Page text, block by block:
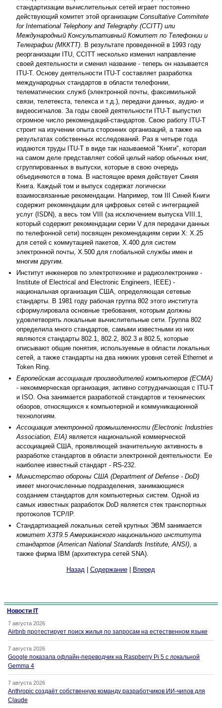
стандартизации вычислительных сетей играет постоянно
действующий комитет этой организации Consultative Commitete
for International Telephony and Telegraphy (CCITT) или
Международный Консультативный Комитет по Телефонии и
Телеграфии (МККТТ). В результате проведенной в 1993 году
реорганизации ITU, CCITT несколько изменил направление
своей деятельности и сменил название - теперь он называется
ITU-T. Основу деятельности ITU-T составляет разработка
международных стандартов в области телефонии,
телематических служб (электронной почты, факсимильной
связи, телетекста, телекса и т.д.), передачи данных, аудио- и
видеосигналов. За годы своей деятельности ITU-T выпустил
огромное число рекомендаций-стандартов. Свою работу ITU-T
строит на изучении опыта сторонних организаций, а также на
результатах собственных исследований. Раз в четыре года
издаются труды ITU-T в виде так называемой "Книги", которая
на самом деле представляет собой целый набор обычных книг,
сгруппированных в выпуски, которые в свою очередь
объединяются в тома. В настоящее время действует Синяя
Книга. Каждый том и выпуск содержат логически
взаимосвязанные рекомендации. Например, том III Синей Книги
содержит рекомендации для цифровых сетей с интеграцией
услуг (ISDN), а весь том VIII (за исключением выпуска VIII.1,
который содержит рекомендации серии V для передачи данных
по телефонной сети) посвящен рекомендациям серии Х: Х.25
для сетей с коммутацией пакетов, X.400 для систем
электронной почты, X.500 для глобальной службы имен и
многим другим.
Институт инженеров по электротехнике и радиоэлектронике -
Institute of Electrical and Electronic Engineers, IEEE) -
национальная организация США, определяющая сетевые
стандарты. В 1981 году рабочая группа 802 этого института
сформулировала основные требования, которым должны
удовлетворять локальные вычислительные сети. Группа 802
определила много стандартов, самыми известными из них
являются стандарты 802.1, 802.2, 802.3 и 802.5, которые
описывают общие понятия, используемые в области локальных
сетей, а также стандарты на два нижних уровня сетей Ethernet и
Token Ring.
Европейская ассоциация производителей компьютеров (ECMA)
- некоммерческая организация, активно сотрудничающая с ITU-T
и ISO. Она занимается разработкой стандартов и технических
обзоров, относящихся к компьютерной и коммуникационной
технологиям.
Ассоциация электронной промышленности (Electronic Industries
Association, EIA) является национальной коммерческой
ассоциацией США, проявляющей значительную активность в
разработке стандартов в области электронной деятельности. Ее
наиболее известный стандарт - RS-232.
Министерство обороны США (Department of Defense - DoD)
имеет многочисленные подразделения, занимающиеся
созданием стандартов для компьютерных систем. Одной из
самых известных разработок DoD является стек транспортных
протоколов TCP/IP.
Стандартизацией локальных сетей крупных ЭВМ занимается
комитет X3T9.5 Американского национального института
стандартов (American National Standards Institute, ANSI), а
также фирма IBM (архитектура сетей SNA).
Назад| Содержание| Вперед
Новости IT
7 августа 2026
Airbnb протестирует поиск жилья по запросам на естественном языке
7 августа 2026
Google показала офлайн-переводчик на Raspberry Pi 5 с локальной
Gemma 4
7 августа 2026
Anthropic создаёт собственную команду разработчиков ИИ-чипов для
Claude